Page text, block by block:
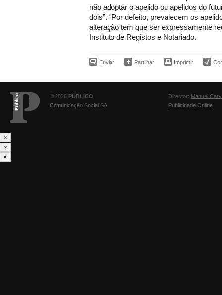
não adoptar o apelido ou apelidos do
dois”. “Por defeito, prevalecem os
alteração tem que ser expressamente
Instituto de Registos e Notariado.
Enviar Partilhar Imprimir
© 2026 PÚBLICO
Comunicação Social SA
Director: Manuel
Publicidade Online
×
×
×